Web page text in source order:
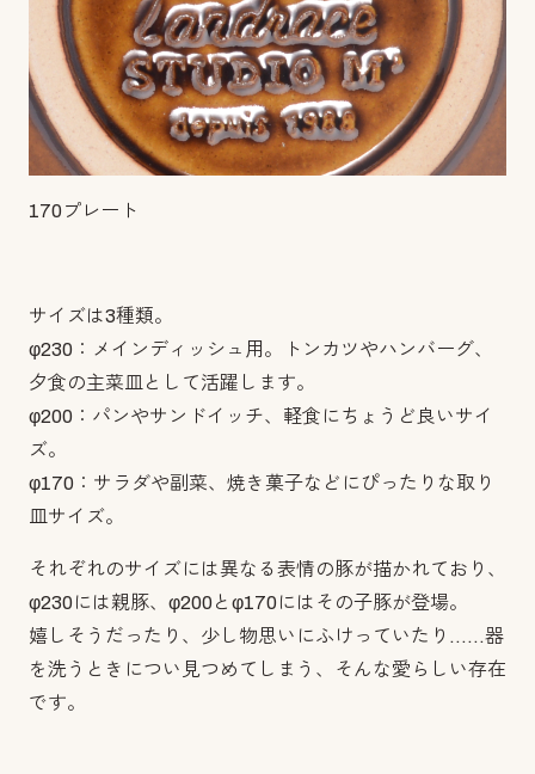
170プレート
サイズは3種類。
φ230：メインディッシュ用。トンカツやハンバーグ、
夕食の主菜皿として活躍します。
φ200：パンやサンドイッチ、軽食にちょうど良いサイ
ズ。
φ170：サラダや副菜、焼き菓子などにぴったりな取り
皿サイズ。
それぞれのサイズには異なる表情の豚が描かれており、
φ230には親豚、φ200とφ170にはその子豚が登場。
嬉しそうだったり、少し物思いにふけっていたり……器
を洗うときについ見つめてしまう、そんな愛らしい存在
です。